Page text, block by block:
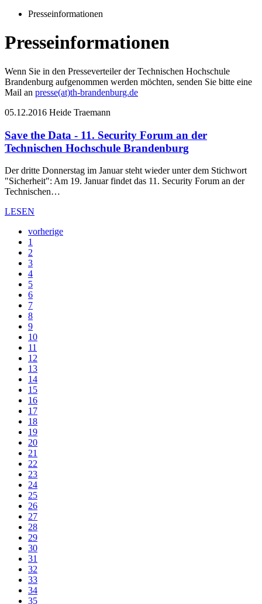
Presseinformationen
Presseinformationen
Wenn Sie in den Presseverteiler der Technischen Hochschule
Brandenburg aufgenommen werden möchten, senden Sie bitte eine
Mail an presse(at)th-brandenburg.de
05.12.2016 Heide Traemann
Save the Data - 11. Security Forum an der
Technischen Hochschule Brandenburg
Der dritte Donnerstag im Januar steht wieder unter dem Stichwort
"Sicherheit": Am 19. Januar findet das 11. Security Forum an der
Technischen…
LESEN
vorherige
1
2
3
4
5
6
7
8
9
10
11
12
13
14
15
16
17
18
19
20
21
22
23
24
25
26
27
28
29
30
31
32
33
34
35